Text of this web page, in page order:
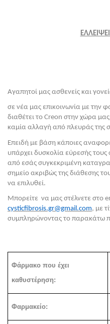
Αγαπητοί μας ασθενείς και
σε νέα μας επικοινωνία με την
διαθέτει το Creon στην χώρα
καμία αλλαγή από πλευράς της
Επειδή με βάση κάποιες
υπάρχει δυσκολία εύρεσής
από εσάς συγκεκριμένη
σημείο ακριβώς της διάθεσης
να επιλυθεί.
cysticfibrosis.gr@gmail.com, με
συμπληρώνοντας το παρακάτω
Φάρμακο που έχει
καθυστέρηση:
Φαρμακείο: